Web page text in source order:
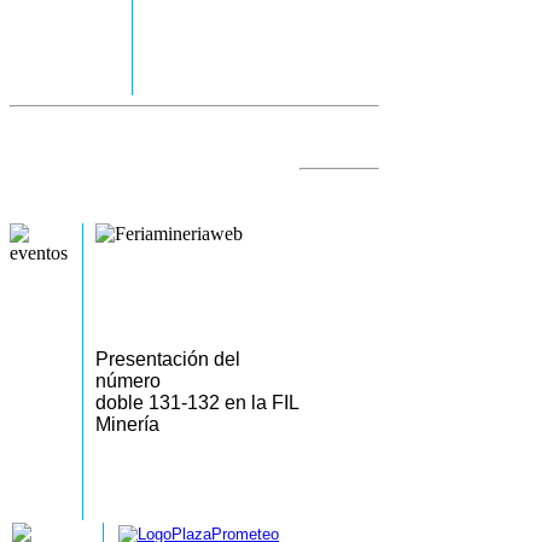
Presentación del
número
doble 131-132 en la FIL
Minería